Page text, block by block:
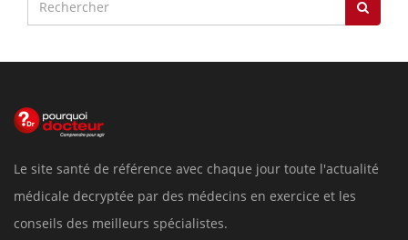
Le site santé de référence avec chaque jour toute l'actualité
médicale decryptée par des médecins en exercice et les
conseils des meilleurs spécialistes.